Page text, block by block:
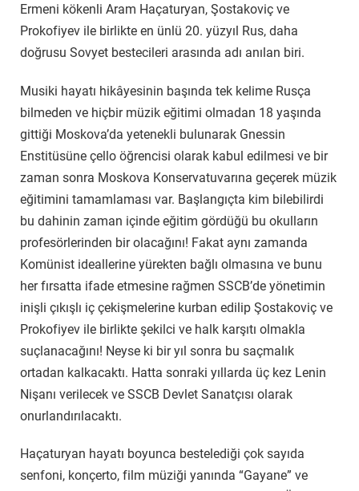
Ermeni kökenli Aram Haçaturyan, Şostakoviç ve
Prokofiyev ile birlikte en ünlü 20. yüzyıl Rus, daha
doğrusu Sovyet bestecileri arasında adı anılan biri.
Musiki hayatı hikâyesinin başında tek kelime Rusça
bilmeden ve hiçbir müzik eğitimi olmadan 18 yaşında
gittiği Moskova’da yetenekli bulunarak Gnessin
Enstitüsüne çello öğrencisi olarak kabul edilmesi ve bir
zaman sonra Moskova Konservatuvarına geçerek müzik
eğitimini tamamlaması var. Başlangıçta kim bilebilirdi
bu dahinin zaman içinde eğitim gördüğü bu okulların
profesörlerinden bir olacağını! Fakat aynı zamanda
Komünist ideallerine yürekten bağlı olmasına ve bunu
her fırsatta ifade etmesine rağmen SSCB’de yönetimin
inişli çıkışlı iç çekişmelerine kurban edilip Şostakoviç ve
Prokofiyev ile birlikte şekilci ve halk karşıtı olmakla
suçlanacağını! Neyse ki bir yıl sonra bu saçmalık
ortadan kalkacaktı. Hatta sonraki yıllarda üç kez Lenin
Nişanı verilecek ve SSCB Devlet Sanatçısı olarak
onurlandırılacaktı.
Haçaturyan hayatı boyunca bestelediği çok sayıda
senfoni, konçerto, film müziği yanında “Gayane” ve